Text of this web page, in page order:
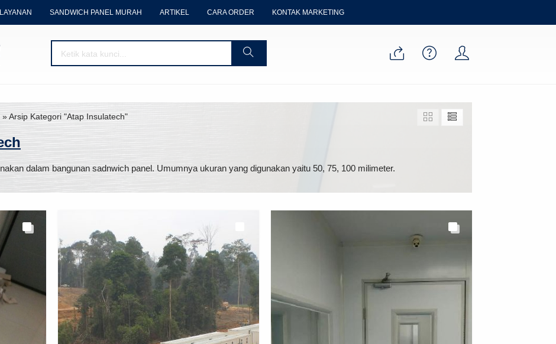
LAYANAN SANDWICH PANEL MURAH ARTIKEL CARA ORDER KONTAK MARKETING
» Arsip Kategori "Atap Insulatech"
dalam bangunan sadnwich panel. Umumnya ukuran yang digunakan yaitu 50, 75, 100 milimeter.